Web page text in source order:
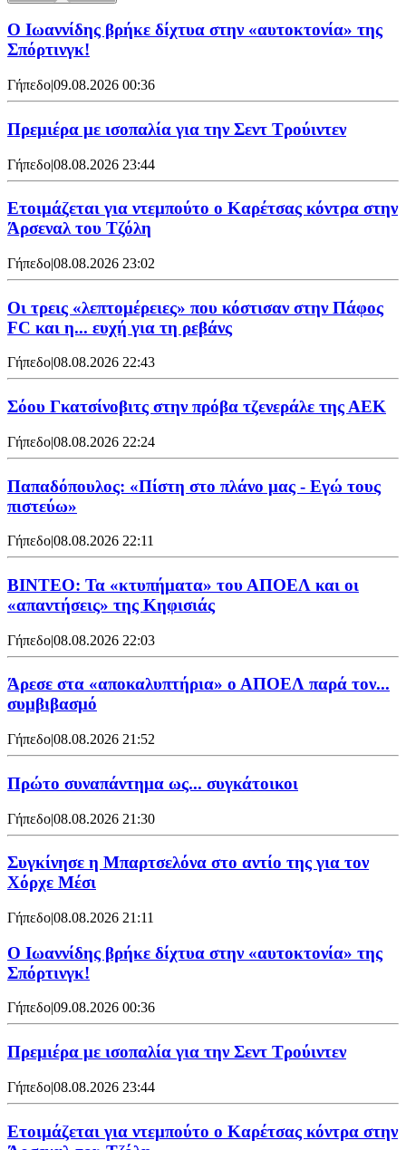
Ο Ιωαννίδης βρήκε δίχτυα στην «αυτοκτονία» της
Σπόρτινγκ!
Γήπεδο|09.08.2026 00:36
Πρεμιέρα με ισοπαλία για την Σεντ Τρούιντεν
Γήπεδο|08.08.2026 23:44
Ετοιμάζεται για ντεμπούτο ο Καρέτσας κόντρα στην
Άρσεναλ του Τζόλη
Γήπεδο|08.08.2026 23:02
Οι τρεις «λεπτομέρειες» που κόστισαν στην Πάφος
FC και η... ευχή για τη ρεβάνς
Γήπεδο|08.08.2026 22:43
Σόου Γκατσίνοβιτς στην πρόβα τζενεράλε της ΑΕΚ
Γήπεδο|08.08.2026 22:24
Παπαδόπουλος: «Πίστη στο πλάνο μας - Εγώ τους
πιστεύω»
Γήπεδο|08.08.2026 22:11
ΒΙΝΤΕΟ: Τα «κτυπήματα» του ΑΠΟΕΛ και οι
«απαντήσεις» της Κηφισιάς
Γήπεδο|08.08.2026 22:03
Άρεσε στα «αποκαλυπτήρια» ο ΑΠΟΕΛ παρά τον...
συμβιβασμό
Γήπεδο|08.08.2026 21:52
Πρώτο συναπάντημα ως... συγκάτοικοι
Γήπεδο|08.08.2026 21:30
Συγκίνησε η Μπαρτσελόνα στο αντίο της για τον
Χόρχε Μέσι
Γήπεδο|08.08.2026 21:11
Ο Ιωαννίδης βρήκε δίχτυα στην «αυτοκτονία» της
Σπόρτινγκ!
Γήπεδο|09.08.2026 00:36
Πρεμιέρα με ισοπαλία για την Σεντ Τρούιντεν
Γήπεδο|08.08.2026 23:44
Ετοιμάζεται για ντεμπούτο ο Καρέτσας κόντρα στην